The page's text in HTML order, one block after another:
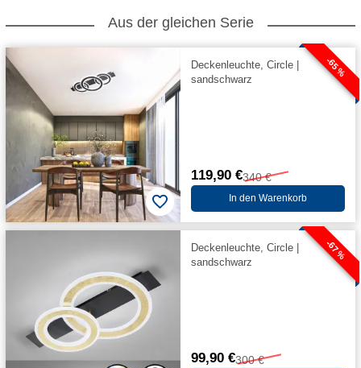
Aus der gleichen Serie
-65 %
Deckenleuchte, Circle |
sandschwarz
119,90 €340 €
In den Warenkorb
-67 %
Deckenleuchte, Circle |
sandschwarz
99,90 €300 €